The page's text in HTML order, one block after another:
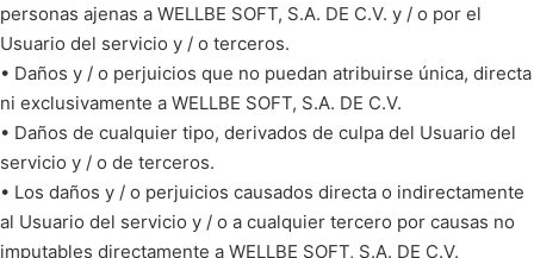
personas ajenas a WELLBE SOFT, S.A. DE C.V. y / o por el
Usuario del servicio y / o terceros.
• Daños y / o perjuicios que no puedan atribuirse única, directa
ni exclusivamente a WELLBE SOFT, S.A. DE C.V.
• Daños de cualquier tipo, derivados de culpa del Usuario del
servicio y / o de terceros.
• Los daños y / o perjuicios causados directa o indirectamente
al Usuario del servicio y / o a cualquier tercero por causas no
imputables directamente a WELLBE SOFT, S.A. DE C.V.